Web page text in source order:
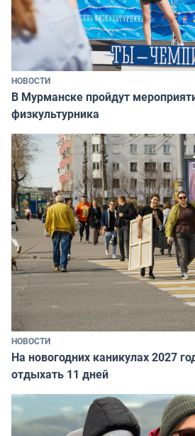
НОВОСТИ
В Мурманске пройдут
физкультурника
НОВОСТИ
На новогодних каникулах 2027
отдыхать 11 дней